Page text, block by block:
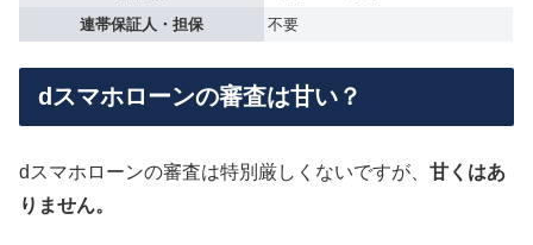
連帯保証人・担保
不要
dスマホローンの審査は甘い？
dスマホローンの審査は特別厳しくないですが、 甘くはあ
りません。